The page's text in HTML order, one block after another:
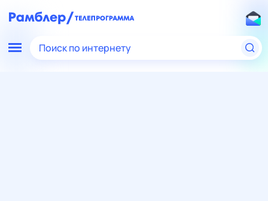
Поиск по интернету